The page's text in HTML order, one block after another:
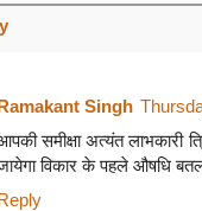
Singh
समीक्षा अत्यंत लाभकारी
विकार के पहले औषधि